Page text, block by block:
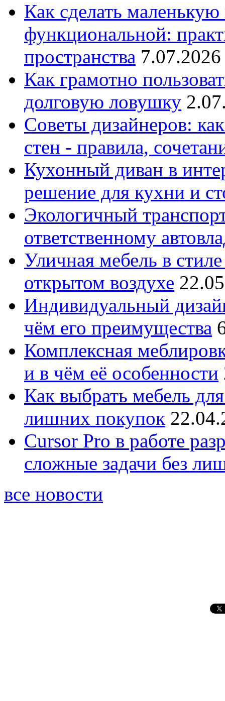
Как сделать
функциональной:
пространства
Как грамотно
долговую ловушку
Советы дизайнеров:
стен - правила,
Кухонный диван в
решение для кухни и
Экологичный
ответственному
Уличная мебель в
открытом воздухе
Индивидуальный
чём его преимущества
Комплексная
и в чём её особенности
Как выбрать мебель
лишних покупок
Cursor Pro в работе
сложные задачи без
все новости